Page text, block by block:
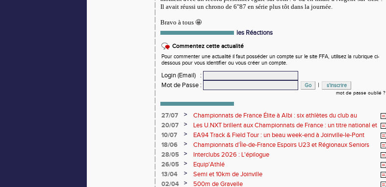
Il avait réussi un chrono de 6"87 en série plus tôt dans la journée.
Bravo à tous 🤩
les Réactions
Commentez cette actualité
Pour commenter une actualité il faut posséder un compte sur le site FFA, utilisez la rubrique ci-
dessous pour vous identifier ou vous créer un compte.
Login (Email)
:
Mot de Passe : |
mot de passe oublié ?
27/07 >
Championnats de France Élite à Albi : six athlètes du club au
rendez-vous de l'élite nationale
20/07 >
Les U.NXT brillent aux Championnats de France : un titre national et
une pluie de performances
10/07 >
EA94 Track & Field Tour : un beau week-end à Joinville-le-Pont
18/06
>
Championnats d’Île-de-France Espoirs U23 et Régionaux Seniors
28/05
>
Interclubs 2026 : L'épilogue
26/05
>
Equip'Athlé
13/04
>
Semi et 10km de Joinville
02/04
>
500m de Gravelle